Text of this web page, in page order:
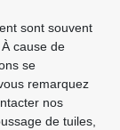
sont souvent
cause de
se
remarquez
nos
de tuiles,